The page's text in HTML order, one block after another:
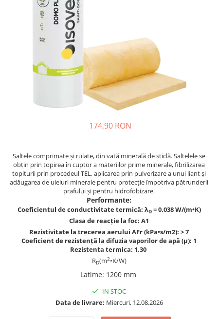
Finisare Gips Carton
Ipsos si Pasta Imbinare
Ipsos Adeziv Gips Carton
Profile Gips Carton
Grosime Tabla 0.6MM
174,90 RON
Saltele comprimate și rulate, din vată minerală de sticlă. Saltelele se
obțin prin topirea în cuptor a materiilor prime minerale, fibrilizarea
topiturii prin procedeul TEL, aplicarea prin pulverizare a unui liant și
adăugarea de uleiuri minerale pentru protecție împotriva pătrunderii
prafului și pentru hidrofobizare.
Performante:
Coeficientul de conductivitate termică: λD= 0.038 W/(m•K)
Clasa de reacție la foc: A1
Rezistivitate la trecerea aerului AFr (kPa•s/m2): > 7
Coeficient de rezistență la difuzia vaporilor de apă (μ): 1
Rezistenta termica: 1.30
RD(m2•K/W)
Latime: 1200 mm
IN STOC
Data de livrare: Miercuri, 12.08.2026